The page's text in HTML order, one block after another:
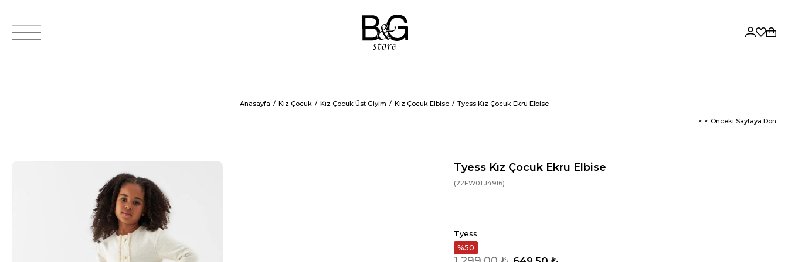
Anasayfa Kız Çocuk Kız Çocuk Üst Giyim Kız Çocuk Elbise Tyess Kız Çocuk Ekru Elbise
< < Önceki Sayfaya Dön
Tyess Kız Çocuk Ekru Elbise
(22FW0TJ4916)
Tyess
50